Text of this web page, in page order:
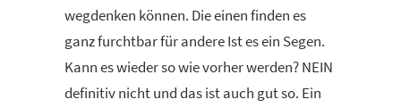
wegdenken können. Die einen finden es
ganz furchtbar für andere Ist es ein Segen.
Kann es wieder so wie vorher werden? NEIN
definitiv nicht und das ist auch gut so. Ein